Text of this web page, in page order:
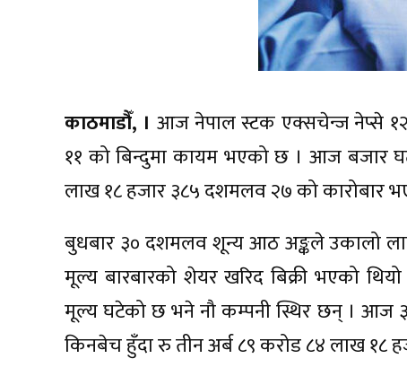
काठमाडौँ, । आज नेपाल स्टक एक्सचेन्ज नेप्से
११ को बिन्दुमा कायम भएको छ । आज बजार
लाख १८ हजार ३८५ दशमलव २७ को कारोबार
बुधबार ३० दशमलव शून्य आठ अङ्कले उकालो
मूल्य बारबारको शेयर खरिद बिक्री भएको
मूल्य घटेको छ भने नौ कम्पनी स्थिर छन् । आज
किनबेच हुँदा रु तीन अर्ब ८९ करोड ८४ लाख १८